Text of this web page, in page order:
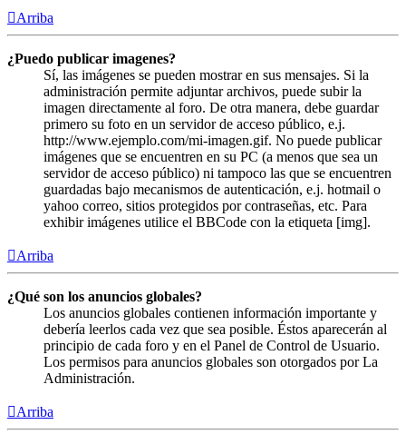
Arriba
¿Puedo publicar imagenes?
Sí, las imágenes se pueden mostrar en sus mensajes. Si la
administración permite adjuntar archivos, puede subir la
imagen directamente al foro. De otra manera, debe guardar
primero su foto en un servidor de acceso público, e.j.
http://www.ejemplo.com/mi-imagen.gif. No puede publicar
imágenes que se encuentren en su PC (a menos que sea un
servidor de acceso público) ni tampoco las que se encuentren
guardadas bajo mecanismos de autenticación, e.j. hotmail o
yahoo correo, sitios protegidos por contraseñas, etc. Para
exhibir imágenes utilice el BBCode con la etiqueta [img].
Arriba
¿Qué son los anuncios globales?
Los anuncios globales contienen información importante y
debería leerlos cada vez que sea posible. Éstos aparecerán al
principio de cada foro y en el Panel de Control de Usuario.
Los permisos para anuncios globales son otorgados por La
Administración.
Arriba